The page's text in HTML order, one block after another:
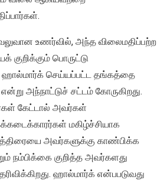
வலுவான உணர்வில், அந்த விலைமதிப்பற்ற
பொருட்டு
செய்யப்பட்ட தங்கத்தை
அந்நாட்டுச் சட்டம் கோருகிறது.
கேட்டால் அவர்கள்
மகிழ்ச்சியாக
அவர்களுக்கு காண்பிக்க
நம்பிக்கை குறித்த அவர்களது
ஹால்மார்க் என்பபடுவது